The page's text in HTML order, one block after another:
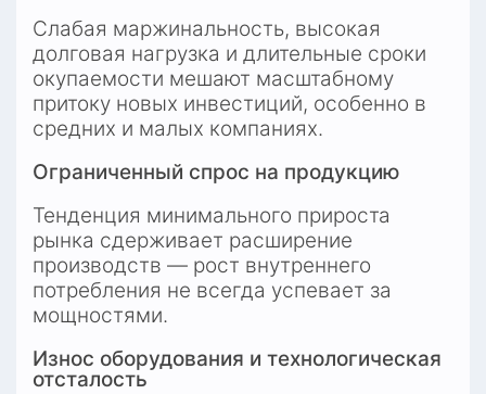
Слабая маржинальность, высокая
долговая нагрузка и длительные сроки
окупаемости мешают масштабному
притоку новых инвестиций, особенно в
средних и малых компаниях.
Ограниченный спрос на продукцию
Тенденция минимального прироста
рынка сдерживает расширение
производств — рост внутреннего
потребления не всегда успевает за
мощностями.
Износ оборудования и технологическая
отсталость